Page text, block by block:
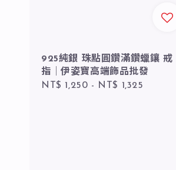
925純銀 珠點圓鑽滿鑽蠟鑲 戒
指｜伊姿寶高端飾品批發
Regular
NT$ 1,250 - NT$ 1,325